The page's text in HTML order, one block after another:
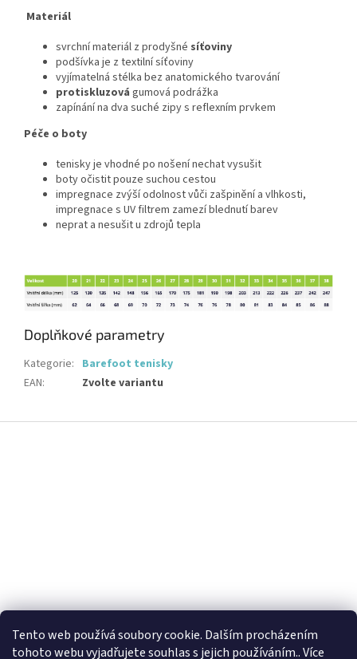
Tento web používá soubory cookie. Dalším procházením
tohoto webu vyjadřujete souhlas s jejich používáním.. Více
Materiál
svrchní materiál z prodyšné síťoviny
podšívka je z textilní síťoviny
vyjímatelná stélka bez anatomického tvarování
protiskluzová gumová podrážka
zapínání na dva suché zipy s reflexním prvkem
Péče o boty
tenisky je vhodné po nošení nechat vysušit
boty očistit pouze suchou cestou
impregnace zvýší odolnost vůči zašpinění a vlhkosti,
impregnace s UV filtrem zamezí blednutí barev
neprat a nesušit u zdrojů tepla
Doplňkové parametry
Kategorie: Barefoot tenisky
EAN: Zvolte variantu